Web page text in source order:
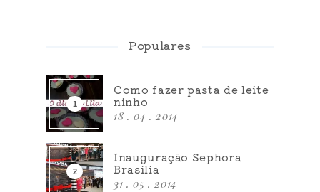
Populares
Como fazer pasta de leite
ninho
18 . 04 . 2014
Inauguração Sephora
Brasília
31 . 05 . 2014